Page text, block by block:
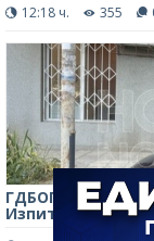
12:18 ч. 355
ГДБОП с нова
Изпитвателната